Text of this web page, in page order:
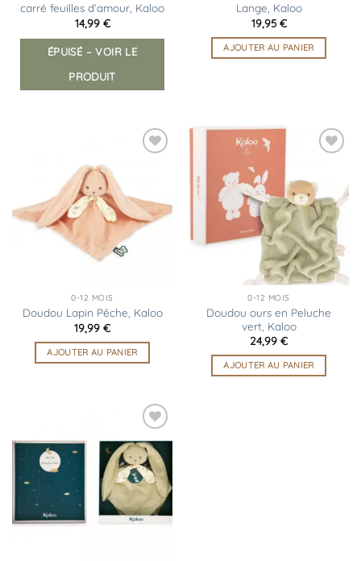
carré feuilles d’amour, Kaloo
14,99 €
ÉPUISÉ – VOIR LE
PRODUIT
Lange, Kaloo
19,95€
AJOUTER AU PANIER
d’envies
0-12 MOIS
Doudou Lapin Pêche, Kaloo
19,99 €
AJOUTER AU PANIER
liste
d’envies
0-12 MOIS
Doudou ours en Peluche
vert, Kaloo
24,99 €
AJOUTER AU PANIER
Ajouter
à la
liste
d’envies